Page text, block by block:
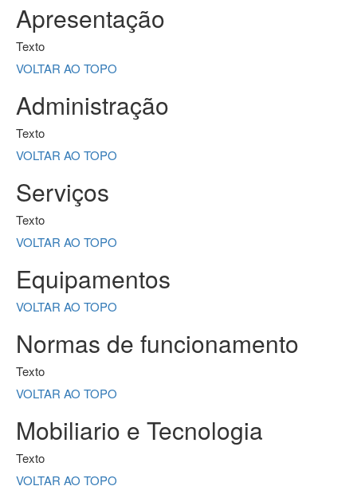
Apresentação
Texto
VOLTAR AO TOPO
Administração
Texto
VOLTAR AO TOPO
Serviços
Texto
VOLTAR AO TOPO
Equipamentos
VOLTAR AO TOPO
Normas de funcionamento
Texto
VOLTAR AO TOPO
Mobiliario e Tecnologia
Texto
VOLTAR AO TOPO